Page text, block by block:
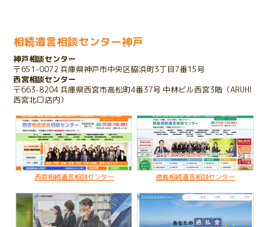
2023.10.25
存在を知らない相続人が発覚したケース
子のいない夫婦が配偶者のみに財産を残すケース
2020.02.19
亡くなった父名義の不動産が不明なケース
相続遺言相談センター神戸
神戸相談センター
〒651-0072 兵庫県神戸市中央区脇浜町3丁目7番15号
西宮相談センター
〒663-8204 兵庫県西宮市高松町4番37号 中林ビル西宮3階（ARUHI
西宮北口店内）
西宮相続遺言相談センター 徳島相続遺言相談センター